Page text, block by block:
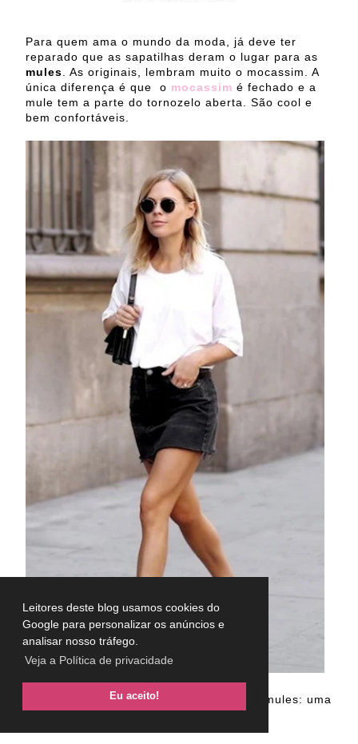
Leitores deste blog usamos cookies do
Google para personalizar os anúncios e
analisar nosso tráfego.
Veja a Política de privacidade
Eu aceito!
Para quem ama o mundo da moda, já deve ter
reparado que as sapatilhas deram o lugar para as
mules. As originais, lembram muito o mocassim. A
única diferença é que o mocassim é fechado e a
mule tem a parte do tornozelo aberta. São cool e
bem confortáveis.
Se você é fashionista, o ideal é ter duas mules: uma
flat tradicionale outra com salto grosso.